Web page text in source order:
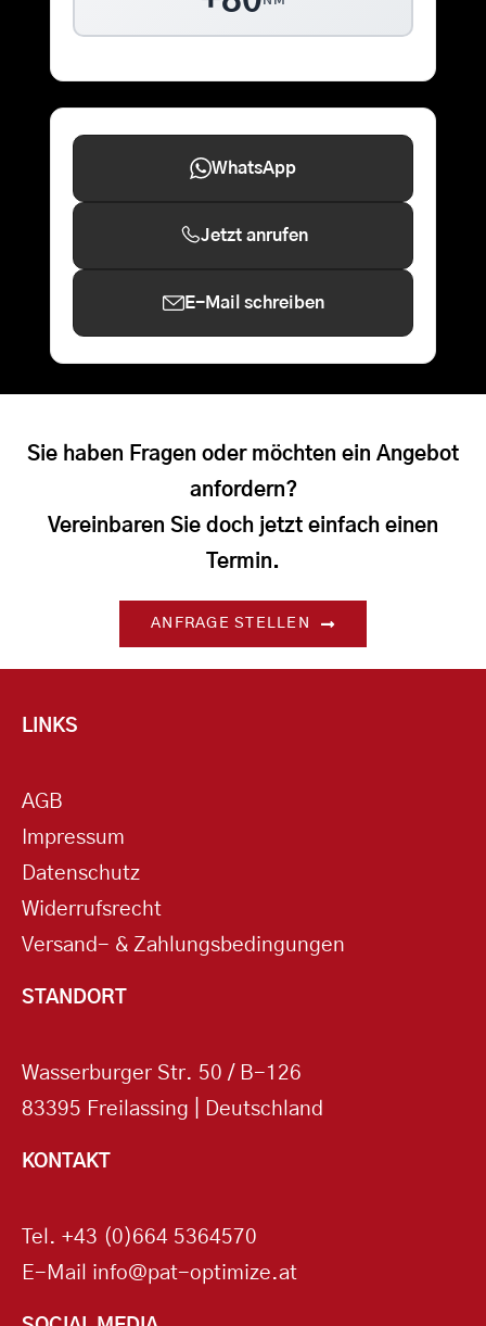
WhatsApp
Jetzt anrufen
E-Mail schreiben
Sie haben Fragen oder möchten ein Angebot
anfordern?
Vereinbaren Sie doch jetzt einfach einen
Termin.
ANFRAGE STELLEN
LINKS
AGB
Impressum
Datenschutz
Widerrufsrecht
Versand- & Zahlungsbedingungen
STANDORT
Wasserburger Str. 50 / B-126
83395 Freilassing | Deutschland
KONTAKT
Tel. +43 (0)664 5364570
E-Mail info@pat-optimize.at